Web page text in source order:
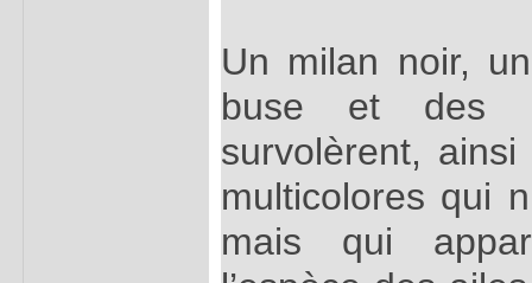
Un milan noir,
buse et des
survolèrent,
multicolores qui
mais qui